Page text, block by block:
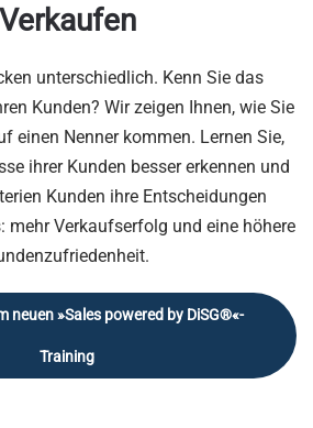
Verkaufen
unterschiedlich. Kenn Sie das
Kunden? Wir zeigen Ihnen, wie Sie
einen Nenner kommen. Lernen Sie,
ihrer Kunden besser erkennen und
Kunden ihre Entscheidungen
mehr Verkaufserfolg und eine höhere
neuen »Sales powered by DiSG®«-
Training